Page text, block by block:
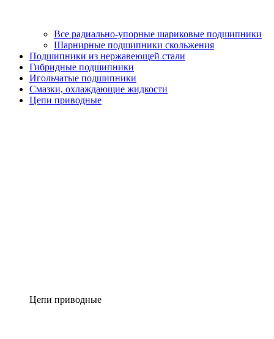
Все радиально-упорные шариковые подшипники
Шарнирные подшипники скольжения
Подшипники из нержавеющей стали
Гибридные подшипники
Игольчатые подшипники
Смазки, охлаждающие жидкости
Цепи приводные
Цепи приводные